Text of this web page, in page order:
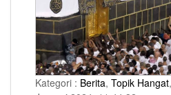
Kategori : Berita, Topik Hangat